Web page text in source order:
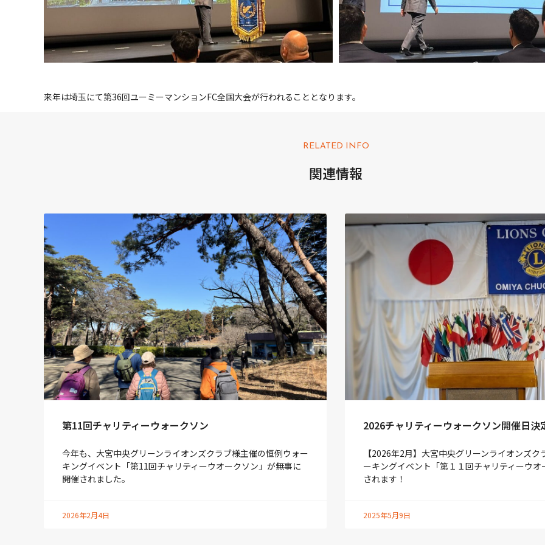
来年は埼玉にて第36回ユーミーマンションFC全国大会が行われることとなります。
RELATED INFO
関連情報
第11回チャリティーウォークソン
今年も、大宮中央グリーンライオンズクラブ様主催の恒例ウォー
キングイベント「第11回チャリティーウオークソン」が無事に
開催されました。
2026年2月4日
2026チャリティーウォークソン開催日決
【2026年2月】大宮中央グリーンライオンズ
ーキングイベント「第１１回チャリティーウ
されます！
2025年5月9日